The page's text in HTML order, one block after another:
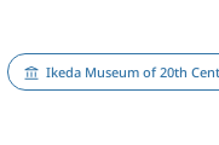
Ikeda Museum of 20th